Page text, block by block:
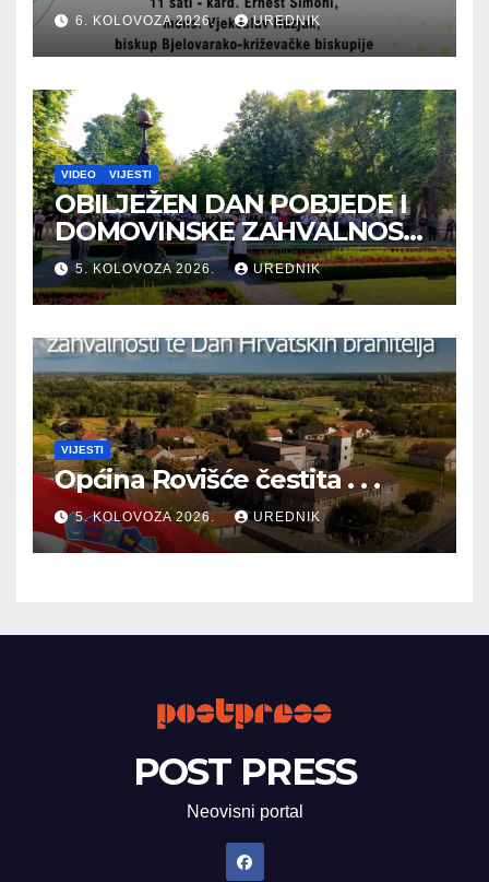
6. KOLOVOZA 2026. UREDNIK
VIDEO VIJESTI
OBILJEŽEN DAN POBJEDE I
DOMOVINSKE ZAHVALNOSTI
TE DAN HRVATSKIH
BRANITELJA
5. KOLOVOZA 2026. UREDNIK
VIJESTI
Općina Rovišće čestita . . .
5. KOLOVOZA 2026. UREDNIK
POST PRESS
Neovisni portal